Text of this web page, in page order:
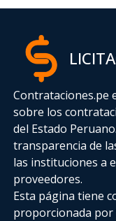
Contrataciones.pe
sobre los
del Estado
transparencia de
las instituciones a
proveedores.
Esta página tiene
proporcionada por